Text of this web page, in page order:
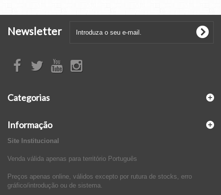
Newsletter
Categorias
Informação
Site Institucional
Venda válida apenas para território Português
Preços apenas online, válidos excepto por rutura de stocks, erro
gráfico/introdução ou de sistema.